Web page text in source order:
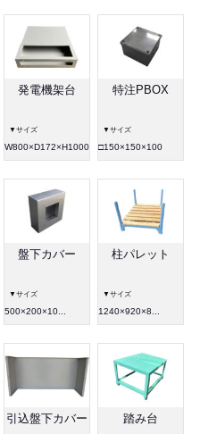
発電機架台
▼サイズ
W800×D172×H1000
特注PBOX
▼サイズ
□150×150×100
盤下カバー
▼サイズ
500×200×10...
柱パレット
▼サイズ
1240×920×8...
引込盤下カバー 踏み台